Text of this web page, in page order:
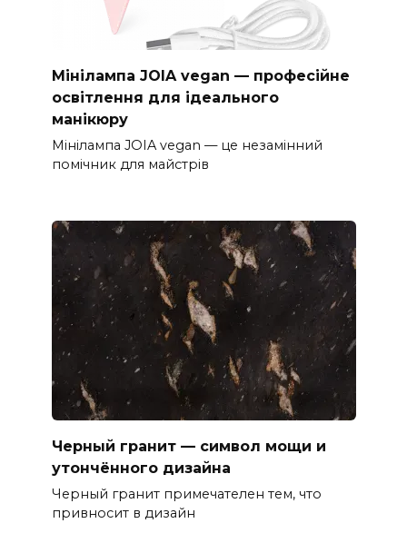
Мінілампа JOIA vegan — професійне
освітлення для ідеального
манікюру
Мінілампа JOIA vegan — це незамінний
помічник для майстрів
Черный гранит — символ мощи и
утончённого дизайна
Черный гранит примечателен тем, что
привносит в дизайн